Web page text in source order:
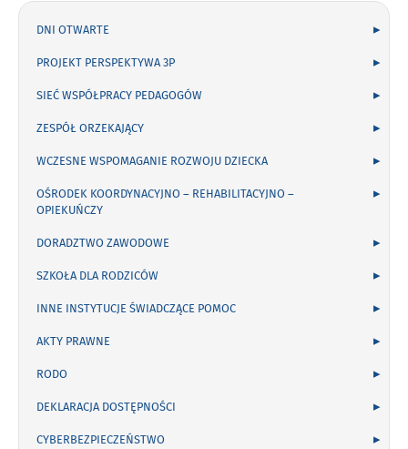
Menu
boczne
DNI OTWARTE
PROJEKT PERSPEKTYWA 3P
SIEĆ WSPÓŁPRACY PEDAGOGÓW
ZESPÓŁ ORZEKAJĄCY
WCZESNE WSPOMAGANIE ROZWOJU DZIECKA
OŚRODEK KOORDYNACYJNO – REHABILITACYJNO –
OPIEKUŃCZY
DORADZTWO ZAWODOWE
SZKOŁA DLA RODZICÓW
INNE INSTYTUCJE ŚWIADCZĄCE POMOC
AKTY PRAWNE
RODO
DEKLARACJA DOSTĘPNOŚCI
CYBERBEZPIECZEŃSTWO